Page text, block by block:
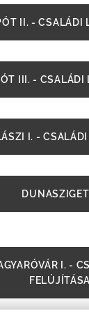
II. - CSALÁDI
III. - CSALÁDI
I. -
I. -
FELÚJÍTÁSA